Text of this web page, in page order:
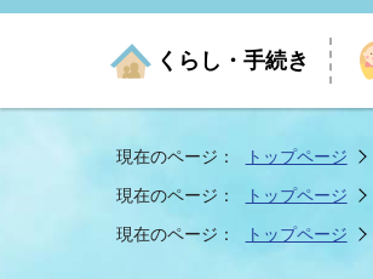
くらし・手続き
くらしの手続きガイド
生涯学習
医療
お知らせ
入札・契約
市の紹介
現在のページ： トップページ
現在のページ：
トップページ
現在のページ：
トップページ